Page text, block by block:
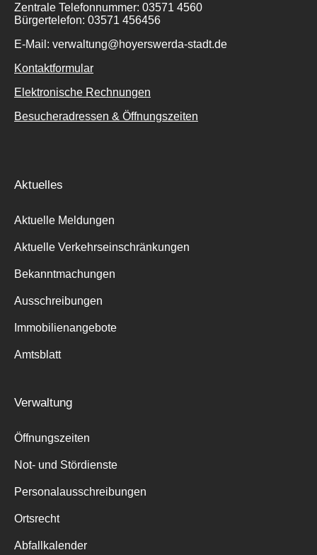
Zentrale Telefonnummer: 03571 4560
Bürgertelefon: 03571 456456
E-Mail: verwaltung@hoyerswerda-stadt.de
Kontaktformular
Elektronische Rechnungen
Besucheradressen & Öffnungszeiten
Aktuelles
Aktuelle Meldungen
Aktuelle Verkehrseinschränkungen
Bekanntmachungen
Ausschreibungen
Immobilienangebote
Amtsblatt
Verwaltung
Öffnungszeiten
Not- und Stördienste
Personalausschreibungen
Ortsrecht
Abfallkalender